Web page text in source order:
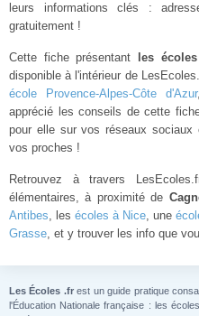
leurs informations clés :
gratuitement !
Cette fiche présentant les
disponible à l'intérieur de
école Provence-Alpes-Côte d'Azur
apprécié les conseils de cette
pour elle sur vos réseaux sociaux
vos proches !
Retrouvez à travers
élémentaires, à proximité de
Antibes, les écoles à Nice, une
Grasse, et y trouver les info que
Les Écoles .frest un guide pratique
l'Éducation Nationale française : les